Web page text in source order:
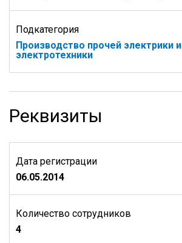
Подкатегория
Производство прочей электрики и
электротехники
Реквизиты
Дата регистрации
06.05.2014
Количество сотрудников
4